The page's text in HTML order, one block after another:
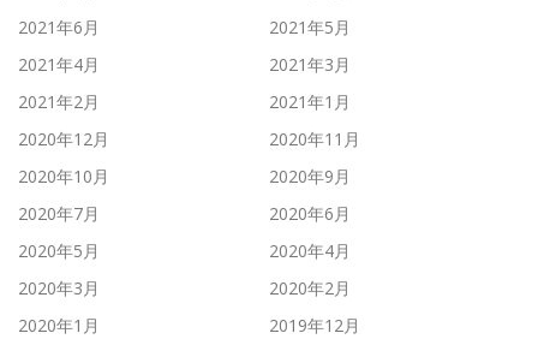
2021年6月
2021年5月
2021年4月
2021年3月
2021年2月
2021年1月
2020年12月
2020年11月
2020年10月
2020年9月
2020年7月
2020年6月
2020年5月
2020年4月
2020年3月
2020年2月
2020年1月
2019年12月